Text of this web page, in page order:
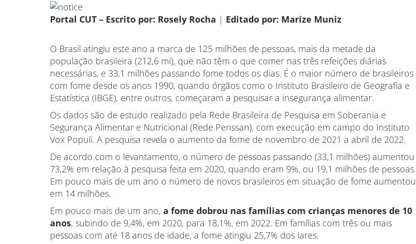
Portal CUT – Escrito por: Rosely Rocha | Editado por: Marize Muniz
O Brasil atingiu este ano a marca de 125 milhões de pessoas, mais da metade da
população brasileira (212,6 mi), que não têm o que comer nas três refeições diárias
necessárias, e 33,1 milhões passando fome todos os dias. É o maior número de brasileiros
com fome desde os anos 1990, quando órgãos como o Instituto Brasileiro de Geografia e
Estatística (IBGE), entre outros, começaram a pesquisar a insegurança alimentar.
Os dados são de estudo realizado pela Rede Brasileira de Pesquisa em Soberania e
Segurança Alimentar e Nutricional (Rede Penssan), com execução em campo do Instituto
Vox Populi. A pesquisa revela o aumento da fome de novembro de 2021 a abril de 2022.
De acordo com o levantamento, o número de pessoas passando (33,1 milhões) aumentou
73,2% em relação à pesquisa feita em 2020, quando eram 9%, ou 19,1 milhões de pessoas.
Em pouco mais de um ano o número de novos brasileiros em situação de fome aumentou
em 14 milhões.
Em pouco mais de um ano, a fome dobrou nas famílias com crianças menores de 10
anos, subindo de 9,4%, em 2020, para 18,1%, em 2022. Em famílias com três ou mais
pessoas com até 18 anos de idade, a fome atingiu 25,7% dos lares.